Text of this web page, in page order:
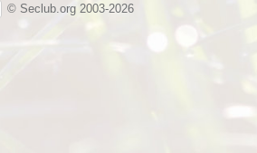
© Seclub.org 2003-2026